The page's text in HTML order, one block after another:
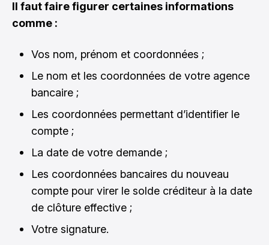
Il faut faire figurer certaines informations
comme :
Vos nom, prénom et coordonnées ;
Le nom et les coordonnées de votre agence
bancaire ;
Les coordonnées permettant d’identifier le
compte ;
La date de votre demande ;
Les coordonnées bancaires du nouveau
compte pour virer le solde créditeur à la date
de clôture effective ;
Votre signature.